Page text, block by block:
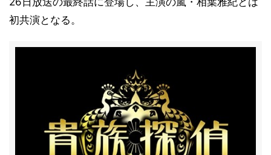
初共演となる。